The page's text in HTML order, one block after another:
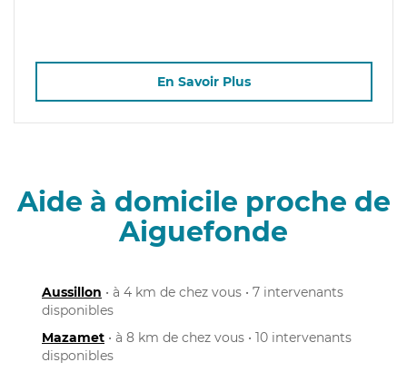
En Savoir Plus
Aide à domicile proche de
Aiguefonde
Aussillon • à 4 km de chez vous • 7 intervenants
disponibles
Mazamet • à 8 km de chez vous • 10 intervenants
disponibles